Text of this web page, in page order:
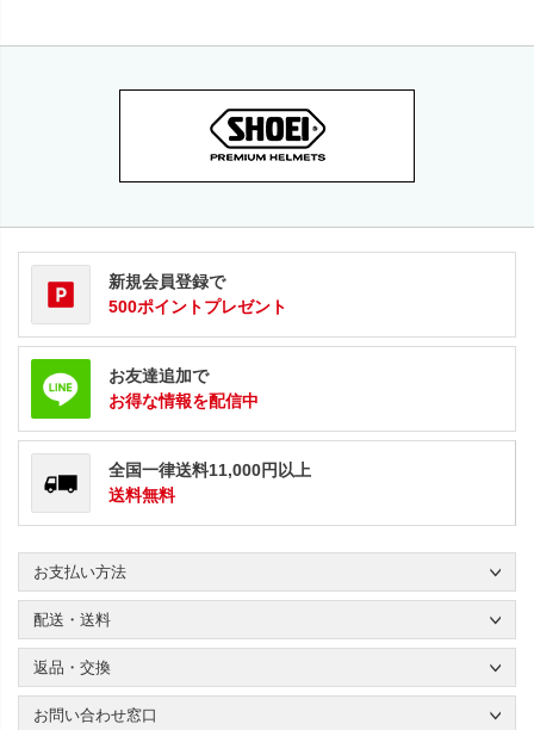
新規会員登録で
500ポイントプレゼント
お友達追加で
お得な情報を配信中
全国一律送料11,000円以上
送料無料
お支払い方法
配送・送料
返品・交換
お問い合わせ窓口